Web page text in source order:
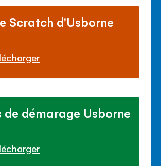
Scratch d'Usborne
de démarage Usborne